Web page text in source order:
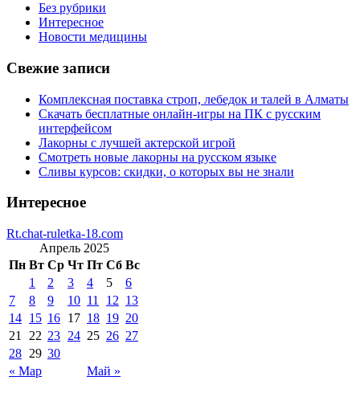
Без рубрики
Интересное
Новости медицины
Свежие записи
Комплексная поставка строп, лебедок и талей в Алматы
Скачать бесплатные онлайн-игры на ПК с русским
интерфейсом
Лакорны с лучшей актерской игрой
Смотреть новые лакорны на русском языке
Сливы курсов: скидки, о которых вы не знали
Интересное
Rt.chat-ruletka-18.com
Апрель 2025
Пн Вт Ср Чт Пт Сб Вс
« Мар Май »
1 2 3 4 5
6
7
8 9 10 11 12 13
14 15 16 17 18 19 20
21
22 23 24 25 26 27
28 29 30